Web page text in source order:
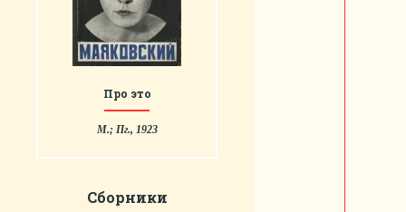
Про это
М.; Пг., 1923
Сборники